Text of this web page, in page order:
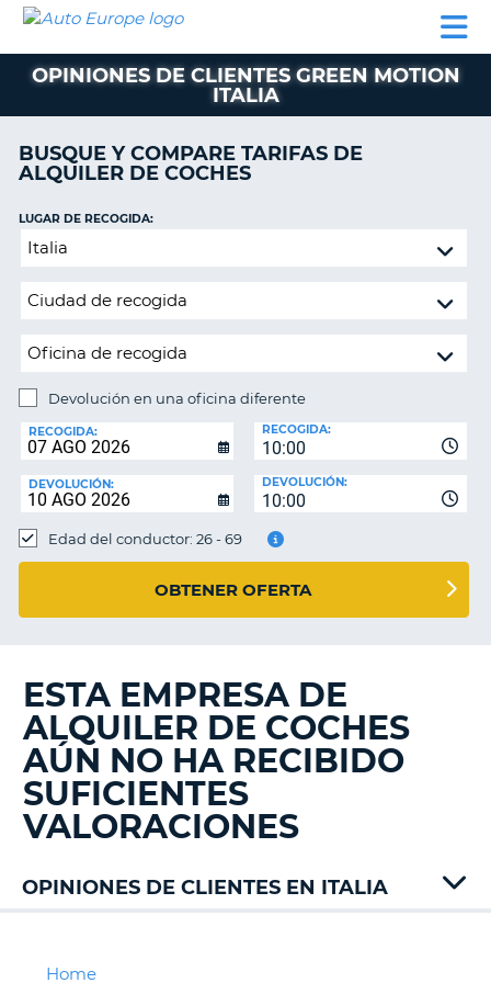
ALQUILER
COCHES
ALQUILER DE
AUTOCARAVANAS
AUTO
EUROPE
ALQUILER
COCHES
AUTOCARAVANAS
COLABORADORES
AYUDA
MI
RESERVA
ESPAÑA
OPINIONES DE CLIENTES GREEN MOTION
ITALIA
BUSQUE Y COMPARE TARIFAS DE
ALQUILER DE COCHES
Devolución
una
LUGAR DE RECOGIDA:
Devolución en una oficina diferente
DE
DEVOLUCIÓN:
RECOGIDA:
10:00
RECOGIDA:
DEVOLUCIÓN:
10:00
DEVOLUCIÓN:
Edad del conductor: 26 - 69
OBTENER OFERTA
ESTA EMPRESA DE
ALQUILER DE COCHES
AÚN NO HA RECIBIDO
SUFICIENTES
VALORACIONES
OPINIONES DE CLIENTES EN ITALIA
Autovia
Home